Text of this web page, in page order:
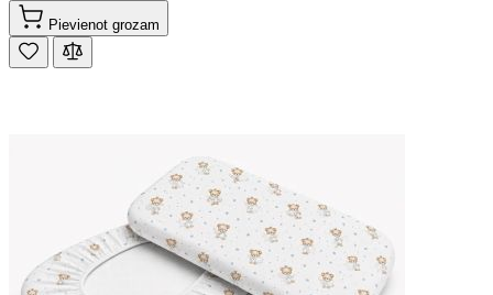
Pievienot grozam